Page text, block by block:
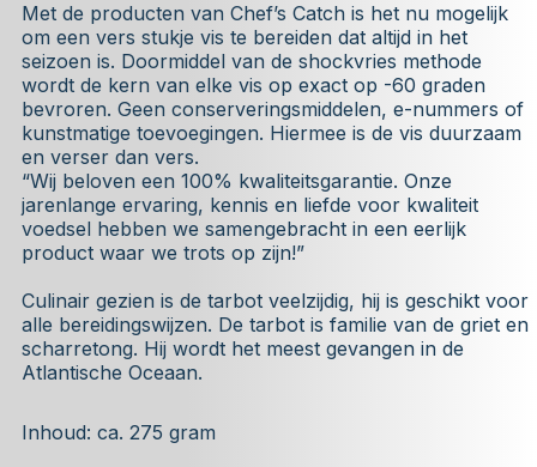
Met de producten van Chef’s Catch is het nu mogelijk
om een vers stukje vis te bereiden dat altijd in het
seizoen is. Doormiddel van de shockvries methode
wordt de kern van elke vis op exact op -60 graden
bevroren. Geen conserveringsmiddelen, e-nummers of
kunstmatige toevoegingen. Hiermee is de vis duurzaam
en verser dan vers.
“Wij beloven een 100% kwaliteitsgarantie. Onze
jarenlange ervaring, kennis en liefde voor kwaliteit
voedsel hebben we samengebracht in een eerlijk
product waar we trots op zijn!”
Culinair gezien is de tarbot veelzijdig, hij is geschikt voor
alle bereidingswijzen. De tarbot is familie van de griet en
scharretong. Hij wordt het meest gevangen in de
Atlantische Oceaan.
Inhoud: ca. 275 gram